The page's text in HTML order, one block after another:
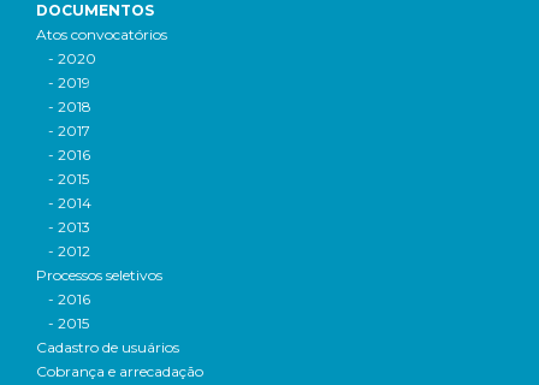
DOCUMENTOS
Atos convocatórios
- 2020
- 2019
- 2018
- 2017
- 2016
- 2015
- 2014
- 2013
- 2012
Processos seletivos
- 2016
- 2015
Cadastro de usuários
Cobrança e arrecadação